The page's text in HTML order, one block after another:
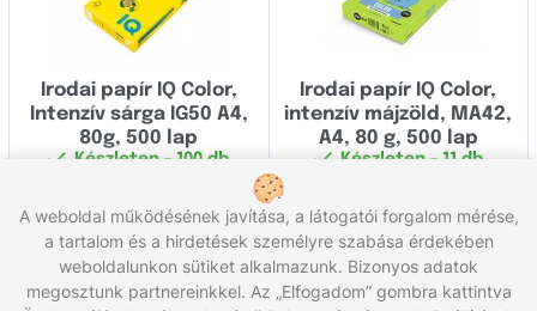
Irodai papír IQ Color,
Intenzív sárga IG50 A4,
80g, 500 lap
Készleten- 100 db
Termék
Irodai papír IQ Color,
intenzív májzöld, MA42,
A4, 80 g, 500 lap
Készleten - 11 db
Termék
Összesen 16 termék
A weboldal működésének javítása, a látogatói forgalom mérése,
a tartalom és a hirdetések személyre szabása érdekében
weboldalunkon sütiket alkalmazunk. Bizonyos adatok
megosztunk partnereinkkel. Az „Elfogadom” gombra kattintva